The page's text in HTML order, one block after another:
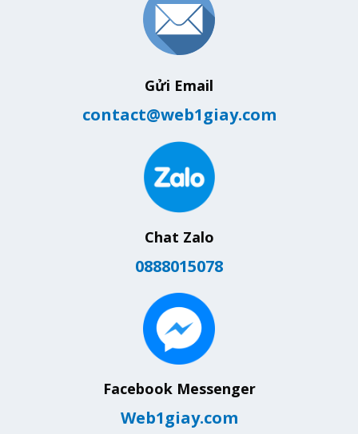
Gửi Email
contact@web1giay.com
Chat Zalo
0888015078
Facebook Messenger
Web1giay.com